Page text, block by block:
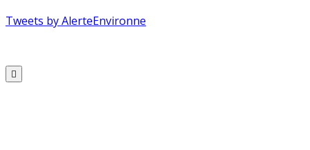
Tweets by AlerteEnvironne
to